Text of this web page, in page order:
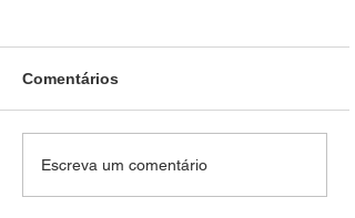
TRAUMA NO TÓRAX:
Comentários
Escreva um comentário